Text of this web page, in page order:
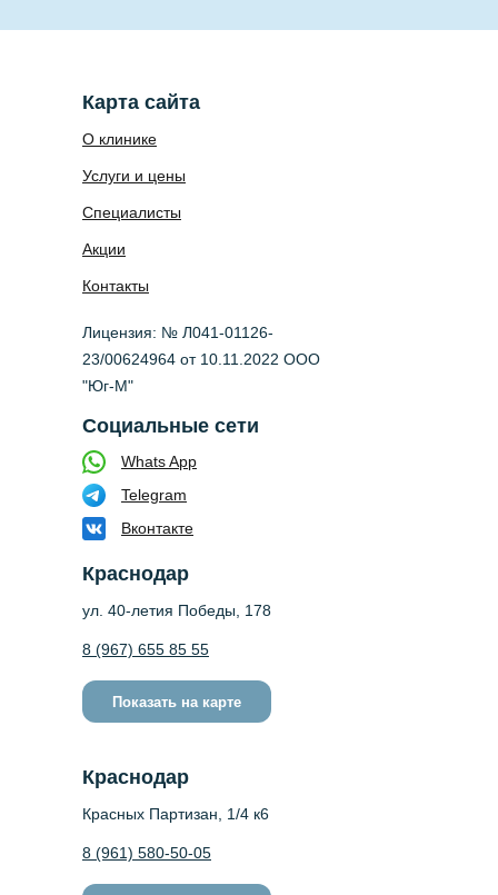
О клинике
Лицензия: № Л041-01126-
23/00624964 от 10.11.2022 ООО
"Юг-М"
Специалисты
Услуги и цены
Акции
Краснодар
ул. 40-летия Победы, 178
8 (967) 655 85 55
Показать на карте
Контакты
Карта сайта
Социальные сети
Whats App
Вконтакте
Telegram
Краснодар
Красных Партизан, 1/4 к6
8 (961) 580-50-05